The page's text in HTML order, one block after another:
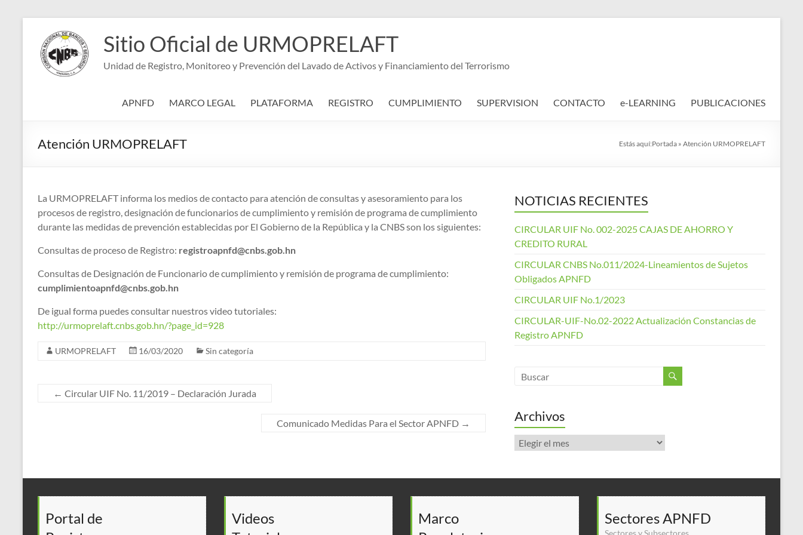
contenido
Sitio Oficial de URMOPRELAFT
Unidad de Registro, Monitoreo y Prevención del Lavado de Activos y Financiamiento del Terrorismo
APNFD MARCO LEGAL PLATAFORMA REGISTRO CUMPLIMIENTO SUPERVISION CONTACTO e-LEARNING PUBLICACIONES
Atención URMOPRELAFT Estás aquí:Portada » Atención URMOPRELAFT
La URMOPRELAFT informa los medios de contacto para atención de consultas y asesoramiento para los
procesos de registro, designación de funcionarios de cumplimiento y remisión de programa de cumplimiento
durante las medidas de prevención establecidas por El Gobierno de la República y la CNBS son los siguientes:
Consultas de proceso de Registro: registroapnfd@cnbs.gob.hn
Consultas de Designación de Funcionario de cumplimiento y remisión de programa de cumplimiento:
cumplimientoapnfd@cnbs.gob.hn
De igual forma puedes consultar nuestros video tutoriales:
http://urmoprelaft.cnbs.gob.hn/?page_id=928
URMOPRELAFT 16/03/2020 Sin categoría
← Circular UIF No. 11/2019 – Declaración Jurada
Comunicado Medidas Para el Sector APNFD →
NOTICIAS RECIENTES
CIRCULAR UIF No. 002-2025 CAJAS DE AHORRO Y
CREDITO RURAL
CIRCULAR CNBS No.011/2024-Lineamientos de Sujetos
Obligados APNFD
CIRCULAR UIF No.1/2023
CIRCULAR-UIF-No.02-2022 Actualización Constancias de
Registro APNFD
Archivos
Archivos
Portal de
Videos
Marco
Sectores APNFD
Sectores y Subsectores